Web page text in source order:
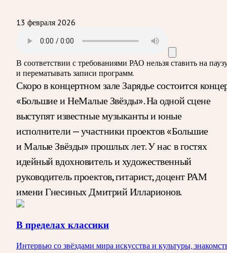
13 февраля 2026
В соответствии с требованиями РАО нельзя ставить на
и перематывать записи программ.
Скоро в концертном зале Зарядье состоится
«Большие и НеМалые Звёзды». На одной сцене
выступят известные музыканты и юные
исполнители — участники проектов «Большие
и Малые Звёзды» прошлых лет. У нас в гостях
идейный вдохновитель и художественный
руководитель проектов, гитарист, доцент РАМ
имени Гнесиных Дмитрий Илларионов.
В пределах классики
Интервью со звёздами мира искусства и культуры,